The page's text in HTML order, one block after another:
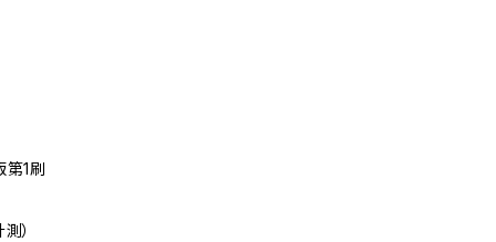
第1刷
）